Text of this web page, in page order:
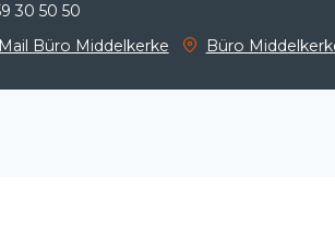
30 50 50
Büro Middelkerke
Büro